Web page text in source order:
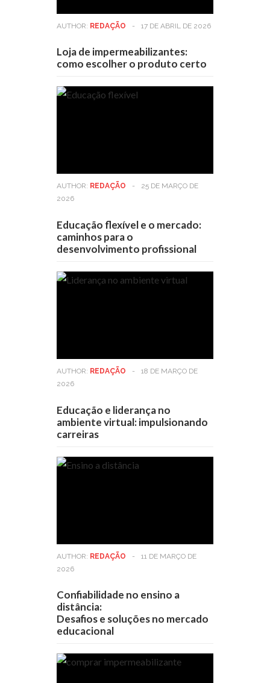
AUTHOR: REDAÇÃO - 17 DE ABRIL DE 2026
Loja de impermeabilizantes:
como escolher o produto certo
AUTHOR: REDAÇÃO -
25 DE MARÇO DE
2026
Educação flexível e o mercado:
caminhos para o
desenvolvimento profissional
AUTHOR: REDAÇÃO -
18 DE MARÇO DE
2026
Educação e liderança no
ambiente virtual: impulsionando
carreiras
AUTHOR: REDAÇÃO -
11 DE MARÇO DE
2026
Confiabilidade no ensino a
distância:
Desafios e soluções no mercado
educacional